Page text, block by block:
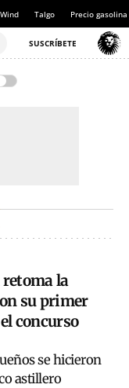
Talgo Precio gasolina
la
su primer
concurso
se hicieron
astillero